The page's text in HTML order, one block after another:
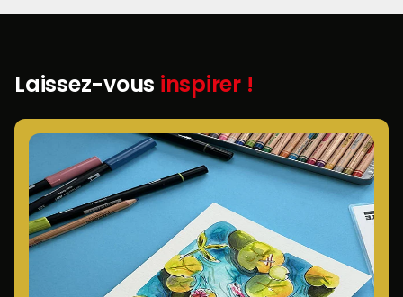
Laissez-vous inspirer !